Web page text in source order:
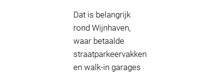
Dat is belangrijk
rond Wijnhaven,
waar betaalde
straatparkeervakken
en walk-in garages